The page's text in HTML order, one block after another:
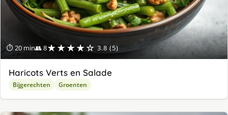
⏱ 20 min👥 8★★★★☆ 3.8 (5)
Haricots Verts en Salade
Bijgerechten Groenten